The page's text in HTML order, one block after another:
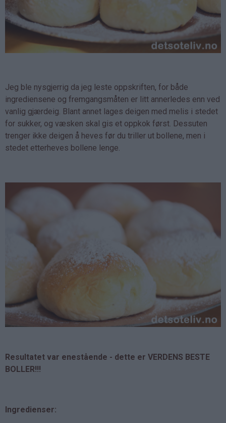
Jeg ble nysgjerrig da jeg leste oppskriften, for både
ingrediensene og fremgangsmåten er litt annerledes enn ved
vanlig gjærdeig. Blant annet lages deigen med melis i stedet
for sukker, og væsken skal gis et oppkok først. Dessuten
trenger ikke deigen å heves før du triller ut bollene, men i
stedet etterheves bollene lenge.
Resultatet var enestående - dette er VERDENS BESTE
BOLLER!!!
Ingredienser: